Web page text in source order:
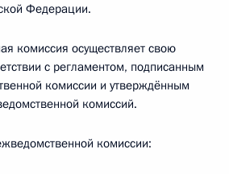
Федерации.
комиссия осуществляет свою
с регламентом, подписанным
комиссии и утверждённым
комиссий.
комиссии: